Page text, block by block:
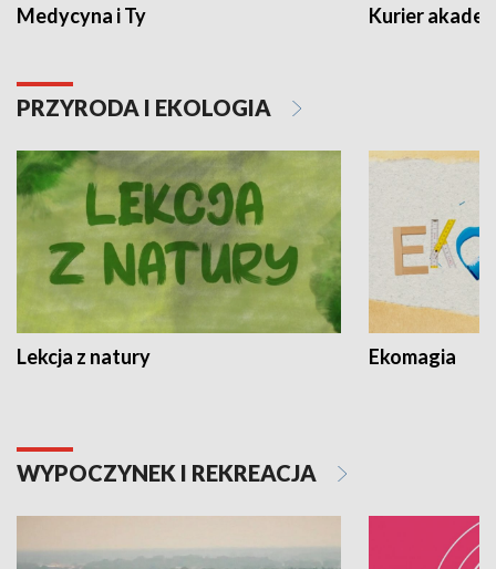
Medycyna i Ty Kurier
PRZYRODA I EKOLOGIA
Lekcja z natury Ekomagia
WYPOCZYNEK I REKREACJA